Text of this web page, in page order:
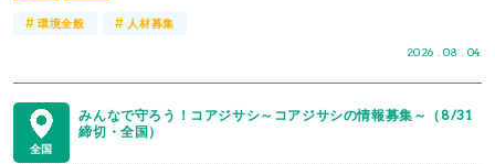
2026 . 08 . 04
#環境全般 # 人材募集
全国
みんなで守ろう！コアジサシ～コアジサシの情報募集～（8/31
締切・全国）